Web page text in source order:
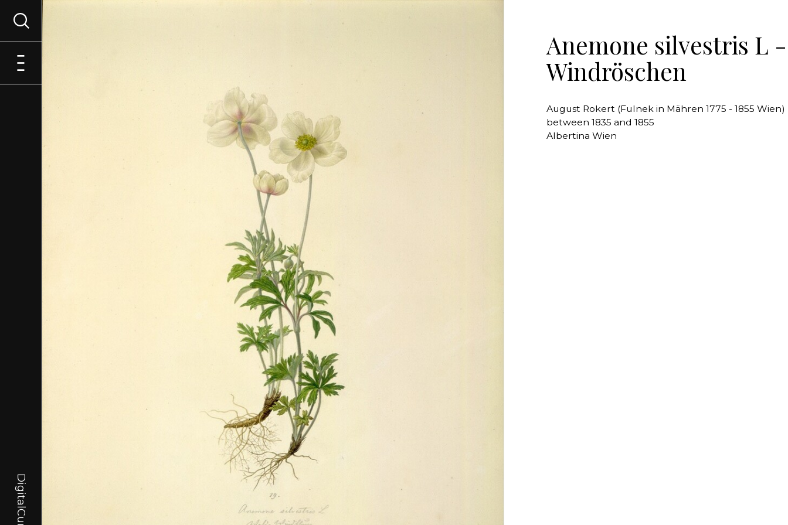
Anemone silvestris L
Windröschen
August Rokert (Fulnek in Mähren 1775 - 1855 Wien)
between 1835 and 1855
Albertina Wien